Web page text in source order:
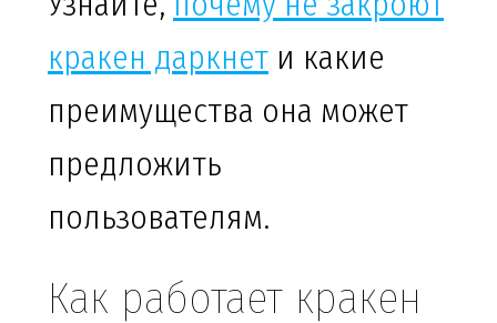
кракен даркнет и какие
преимущества она может
предложить
пользователям.
Как работает кракен